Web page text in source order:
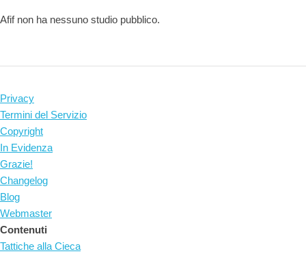
Afif non ha nessuno studio pubblico.
Privacy
Termini del Servizio
Copyright
In Evidenza
Grazie!
Changelog
Blog
Webmaster
Contenuti
Tattiche alla Cieca